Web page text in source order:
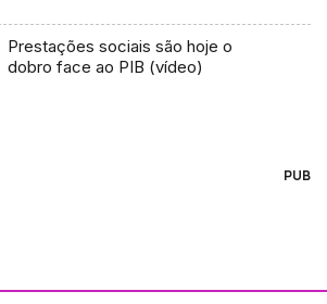
Prestações sociais são hoje o
dobro face ao PIB (vídeo)
PUB